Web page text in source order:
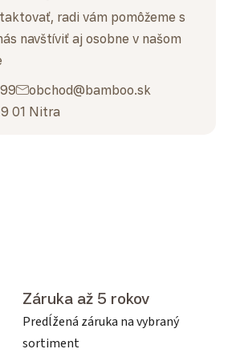
radi vám pomôžeme s
navštíviť aj osobne v našom
obchod@bamboo.sk
01 Nitra
Záruka až 5 rokov
Predĺžená záruka na vybraný
sortiment